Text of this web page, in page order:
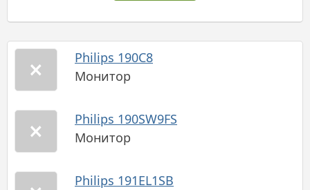
Philips 190C8
Монитор
Philips 190SW9FS
Монитор
Philips 191EL1SB